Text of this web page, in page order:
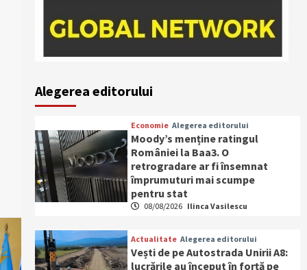
Alegerea editorului
Economie Alegerea editorului
Moody’s menține ratingul
României la Baa3. O
retrogradare ar fi însemnat
împrumuturi mai scumpe
pentru stat
08/08/2026 Ilinca Vasilescu
Actualitate Alegerea editorului
Vești de pe Autostrada Unirii A8:
lucrările au început în forță pe